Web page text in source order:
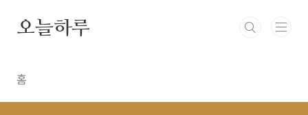
오늘하루
홈